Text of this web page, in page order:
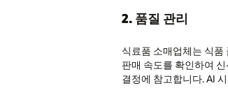
2. 품질 관리
식료품 소매업체는 식품
판매 속도를 확인하여
결정에 참고합니다. AI